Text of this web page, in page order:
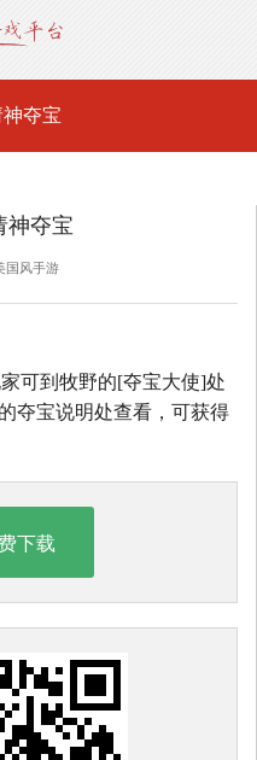
夺宝
神夺宝
国风手游
可到牧野的[夺宝大使]处
夺宝说明处查看，可获得
下载